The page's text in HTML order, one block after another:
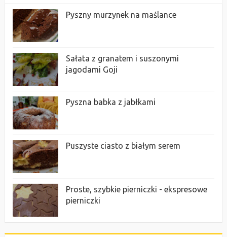
Pyszny murzynek na maślance
Sałata z granatem i suszonymi
jagodami Goji
Pyszna babka z jabłkami
Puszyste ciasto z białym serem
Proste, szybkie pierniczki - ekspresowe
pierniczki